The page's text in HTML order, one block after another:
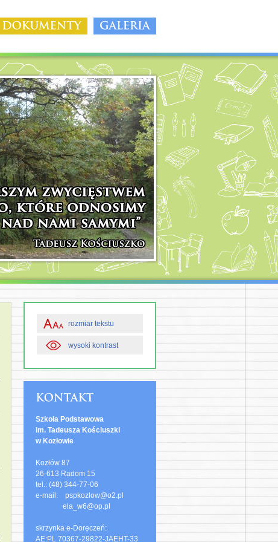
rozmiar tekstu
wysoki kontrast
Szkoła Podstawowa
im. Tadeusza Kościuszki
w Kozłowie
Kozłów 87
26-613 Radom 15
tel.: (48) 344-77-06
e-mail: pspkozlow@o2.pl
ela_w6@op.pl
skrzynka e-Doręczeń:
AE:PL 70367-29822-JAEHT-33